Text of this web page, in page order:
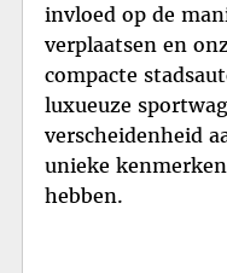
invloed op de
verplaatsen en
compacte
luxueuze
verscheidenheid
unieke
hebben.